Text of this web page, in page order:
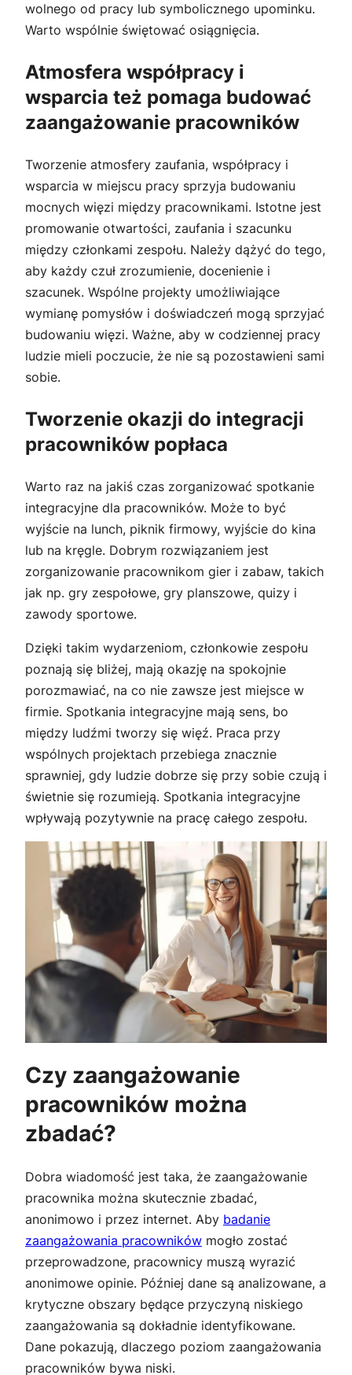
wolnego od pracy lub symbolicznego upominku.
Warto wspólnie świętować osiągnięcia.
Atmosfera współpracy i
wsparcia też pomaga budować
zaangażowanie pracowników
Tworzenie atmosfery zaufania, współpracy i
wsparcia w miejscu pracy sprzyja budowaniu
mocnych więzi między pracownikami. Istotne jest
promowanie otwartości, zaufania i szacunku
między członkami zespołu. Należy dążyć do tego,
aby każdy czuł zrozumienie, docenienie i
szacunek. Wspólne projekty umożliwiające
wymianę pomysłów i doświadczeń mogą sprzyjać
budowaniu więzi. Ważne, aby w codziennej pracy
ludzie mieli poczucie, że nie są pozostawieni sami
sobie.
Tworzenie okazji do integracji
pracowników popłaca
Warto raz na jakiś czas zorganizować spotkanie
integracyjne dla pracowników. Może to być
wyjście na lunch, piknik firmowy, wyjście do kina
lub na kręgle. Dobrym rozwiązaniem jest
zorganizowanie pracownikom gier i zabaw, takich
jak np. gry zespołowe, gry planszowe, quizy i
zawody sportowe.
Dzięki takim wydarzeniom, członkowie zespołu
poznają się bliżej, mają okazję na spokojnie
porozmawiać, na co nie zawsze jest miejsce w
firmie. Spotkania integracyjne mają sens, bo
między ludźmi tworzy się więź. Praca przy
wspólnych projektach przebiega znacznie
sprawniej, gdy ludzie dobrze się przy sobie czują i
świetnie się rozumieją. Spotkania integracyjne
wpływają pozytywnie na pracę całego zespołu.
Czy zaangażowanie
pracowników można
zbadać?
Dobra wiadomość jest taka, że zaangażowanie
pracownika można skutecznie zbadać,
anonimowo i przez internet. Aby badanie
zaangażowania pracowników mogło zostać
przeprowadzone, pracownicy muszą wyrazić
anonimowe opinie. Później dane są analizowane, a
krytyczne obszary będące przyczyną niskiego
zaangażowania są dokładnie identyfikowane.
Dane pokazują, dlaczego poziom zaangażowania
pracowników bywa niski.